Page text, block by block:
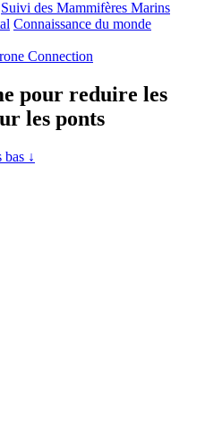
Suivi des Mammifères Marins
Connaissance du monde
Connection
pour reduire les
les ponts
↓